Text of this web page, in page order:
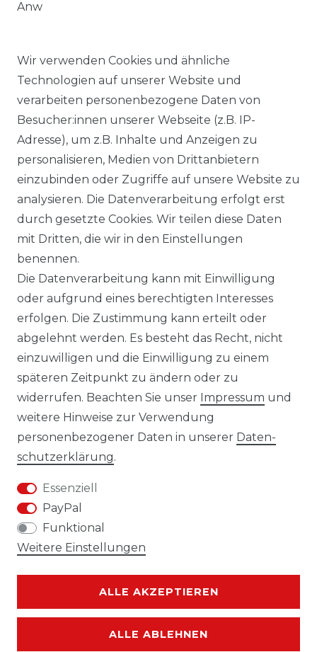
Anw
KOSTENLOSER & SCHNELLER VERSAND
LIEFERZEIT ETWA 1 BIS 3 WERKTAGE
14 TAGE RÜCKGABERECHT
Laro-Shop.de
06233-7705680
info@laro-shop.de
Montag - Freitag, 09:00 - 17:00
Widerrufs­recht
Daten­schutz­erklärung
Wir verwenden Cookies und ähnliche
Technologien auf unserer Website und
verarbeiten personenbezogene Daten von
Besucher:innen unserer Webseite (z.B. IP-
Adresse), um z.B. Inhalte und Anzeigen zu
personalisieren, Medien von Drittanbietern
einzubinden oder Zugriffe auf unsere Website zu
analysieren. Die Datenverarbeitung erfolgt erst
durch gesetzte Cookies. Wir teilen diese Daten
mit Dritten, die wir in den Einstellungen
benennen.
Die Datenverarbeitung kann mit Einwilligung
oder aufgrund eines berechtigten Interesses
erfolgen. Die Zustimmung kann erteilt oder
abgelehnt werden. Es besteht das Recht, nicht
einzuwilligen und die Einwilligung zu einem
späteren Zeitpunkt zu ändern oder zu
widerrufen. Beachten Sie unser Impressum und
weitere Hinweise zur Verwendung
personenbezogener Daten in unserer Daten­
schutz­erklärung.
Essenziell
PayPal
Funktional
Weitere Einstellungen
ALLE AKZEPTIEREN
ALLE ABLEHNEN